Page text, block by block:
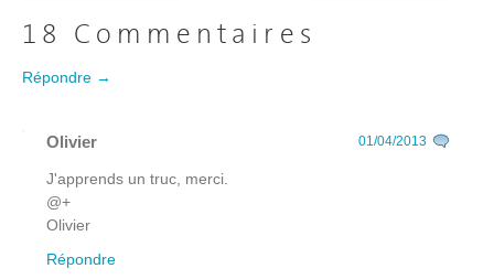
18 Commentaires
Répondre →
Olivier 01/04/2013
J'apprends un truc, merci.
@+
Olivier
Répondre